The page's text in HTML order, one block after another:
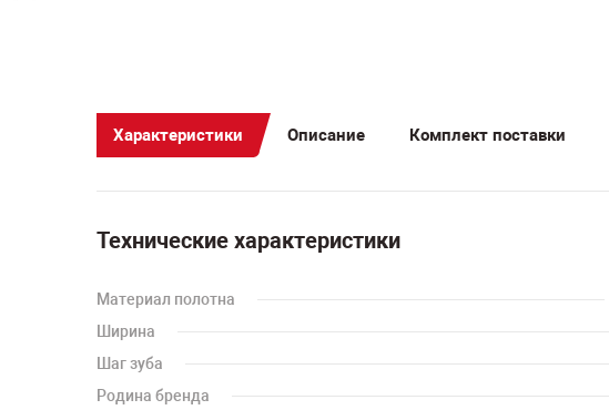
Характеристики Описание Комплект поставки
Технические характеристики
Материал полотна
Ширина
Шаг зуба
Родина бренда